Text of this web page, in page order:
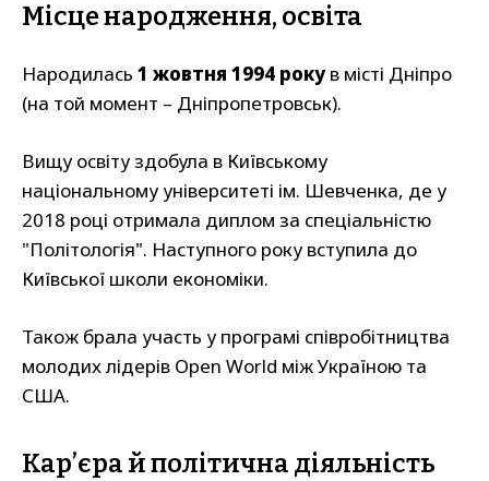
Місце народження, освіта
Народилась 1 жовтня 1994 рокув місті Дніпро
(на той момент – Дніпропетровськ).
Вищу освіту здобула в Київському
національному університеті ім. Шевченка, де у
2018 році отримала диплом за спеціальністю
"Політологія". Наступного року вступила до
Київської школи економіки.
Також брала участь у програмі співробітництва
молодих лідерів Open World між Україною та
США.
Кар’єра й політична діяльність